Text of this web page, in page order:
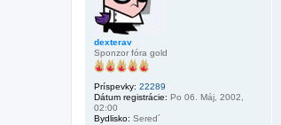
dexterav
Sponzor fóra gold
Príspevky: 22289
Dátum registrácie: Po 06. Máj, 2002,
02:00
Bydlisko: Sered´